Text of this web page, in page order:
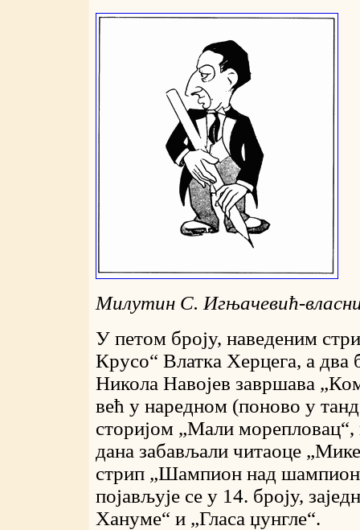
Милутин С. Игњачевић-
У петом броју, наведеним
Крусо“ Влатка Херцега, а два
Никола Навојев завршава
већ у наредном (поново у
сторијом „Мали морепловац“,
дана забављали читаоце
стрип „Шампион над
појављује се у 14. броју,
Хануме“ и „Гласа џунгле“.